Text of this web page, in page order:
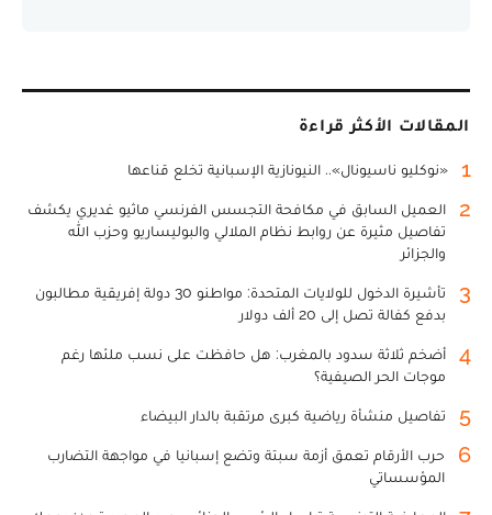
المقالات الأكثر قراءة
1 «نوكليو ناسيونال».. النيونازية الإسبانية تخلع قناعها
2
العميل السابق في مكافحة التجسس الفرنسي ماثيو غديري يكشف
تفاصيل مثيرة عن روابط نظام الملالي والبوليساريو وحزب الله
والجزائر
3
تأشيرة الدخول للولايات المتحدة: مواطنو 30 دولة إفريقية مطالبون
بدفع كفالة تصل إلى 20 ألف دولار
4
أضخم ثلاثة سدود بالمغرب: هل حافظت على نسب ملئها رغم
موجات الحر الصيفية؟
5 تفاصيل منشأة رياضية كبرى مرتقبة بالدار البيضاء
6
حرب الأرقام تعمق أزمة سبتة وتضع إسبانيا في مواجهة التضارب
المؤسساتي